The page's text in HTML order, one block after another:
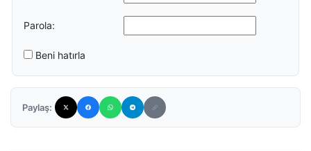
Parola:
Beni hatırla
Paylaş: